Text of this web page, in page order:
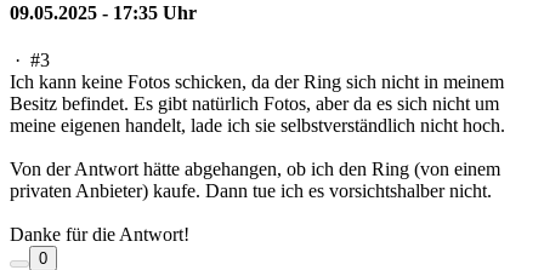
09.05.2025 - 17:35 Uhr
· #3
Ich kann keine Fotos schicken, da der Ring sich nicht in meinem
Besitz befindet. Es gibt natürlich Fotos, aber da es sich nicht um
meine eigenen handelt, lade ich sie selbstverständlich nicht hoch.
Von der Antwort hätte abgehangen, ob ich den Ring (von einem
privaten Anbieter) kaufe. Dann tue ich es vorsichtshalber nicht.
Danke für die Antwort!
0